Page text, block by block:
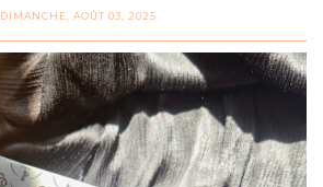
DIMANCHE, AOÛT 03, 2025